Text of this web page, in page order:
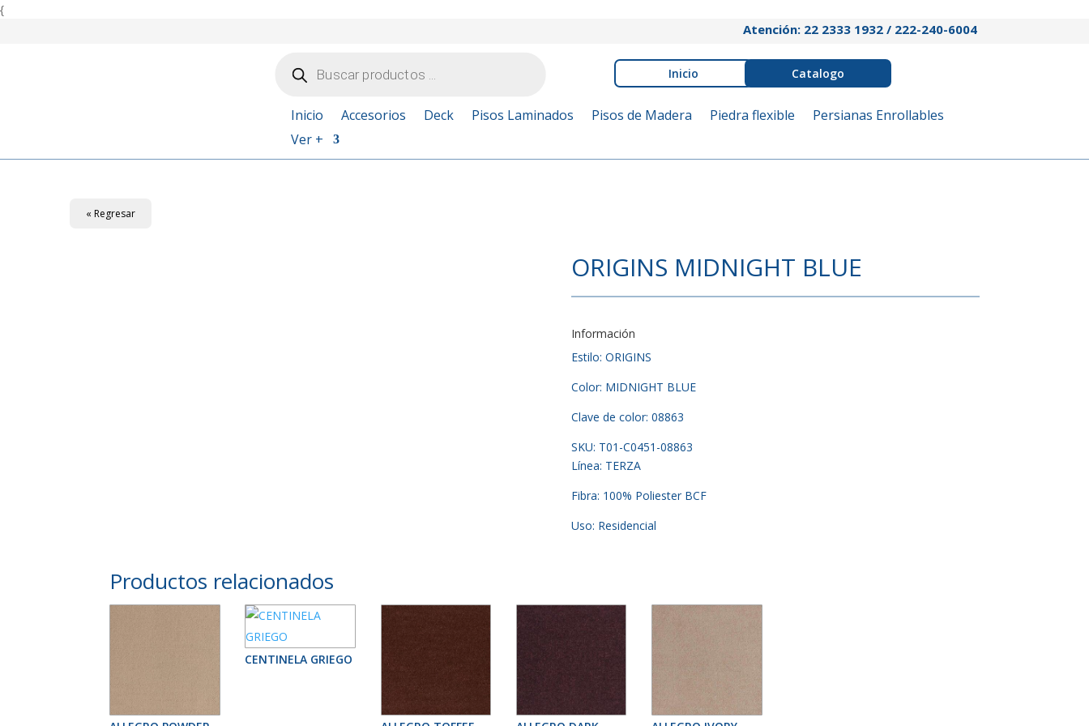
{
Atención: 22 2333 1932 / 222-240-6004
productos Inicio Catalogo
Inicio Accesorios Deck Pisos Laminados Pisos de Madera Piedra flexible
Persianas Enrollables
Ver +
« Regresar
ORIGINS MIDNIGHT BLUE
Información
Estilo: ORIGINS
Color: MIDNIGHT BLUE
Clave de color: 08863
SKU: T01-C0451-08863
Línea: TERZA
Fibra: 100% Poliester BCF
Uso: Residencial
Productos relacionados
CENTINELA GRIEGO